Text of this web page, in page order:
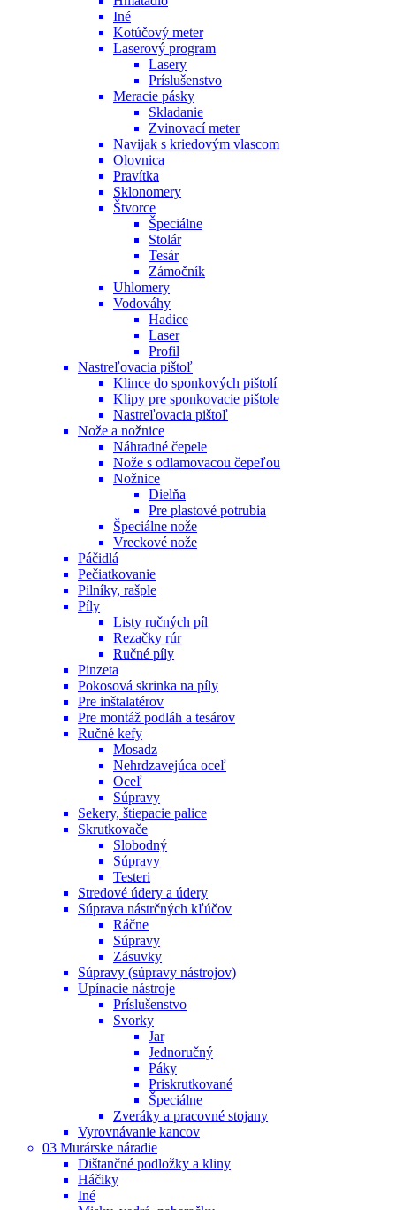
Iné
Kotúčový meter
Laserový program
Lasery
Príslušenstvo
Meracie pásky
Skladanie
Zvinovací meter
Navijak s kriedovým vlascom
Olovnica
Pravítka
Sklonomery
Štvorce
Špeciálne
Stolár
Tesár
Zámočník
Uhlomery
Vodováhy
Hadice
Laser
Profil
Nastreľovacia pištoľ
Klince do sponkových pištolí
Klipy pre sponkovacie pištole
Nastreľovacia pištoľ
Nože a nožnice
Náhradné čepele
Nože s odlamovacou čepeľou
Nožnice
Dielňa
Pre plastové potrubia
Špeciálne nože
Vreckové nože
Páčidlá
Pečiatkovanie
Pilníky, rašple
Píly
Listy ručných píl
Rezačky rúr
Ručné píly
Pinzeta
Pokosová skrinka na píly
Pre inštalatérov
Pre montáž podláh a tesárov
Ručné kefy
Mosadz
Nehrdzavejúca oceľ
Oceľ
Súpravy
Sekery, štiepacie palice
Skrutkovače
Slobodný
Súpravy
Testeri
Stredové údery a údery
Súprava nástrčných kľúčov
Ráčne
Súpravy
Zásuvky
Súpravy (súpravy nástrojov)
Upínacie nástroje
Príslušenstvo
Svorky
Jar
Jednoručný
Páky
Priskrutkované
Špeciálne
Zveráky a pracovné stojany
Vyrovnávanie kancov
03 Murárske náradie
Dištančné podložky a kliny
Háčiky
Iné